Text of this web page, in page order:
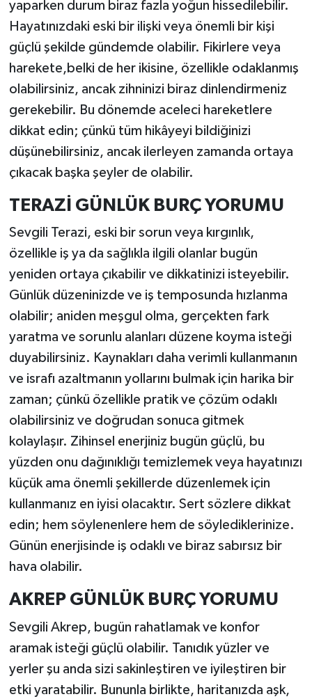
yaparken durum biraz fazla yoğun hissedilebilir.
Hayatınızdaki eski bir ilişki veya önemli bir kişi
güçlü şekilde gündemde olabilir. Fikirlere veya
harekete,belki de her ikisine, özellikle odaklanmış
olabilirsiniz, ancak zihninizi biraz dinlendirmeniz
gerekebilir. Bu dönemde aceleci hareketlere
dikkat edin; çünkü tüm hikâyeyi bildiğinizi
düşünebilirsiniz, ancak ilerleyen zamanda ortaya
çıkacak başka şeyler de olabilir.
TERAZİ GÜNLÜK BURÇ YORUMU
Sevgili Terazi, eski bir sorun veya kırgınlık,
özellikle iş ya da sağlıkla ilgili olanlar bugün
yeniden ortaya çıkabilir ve dikkatinizi isteyebilir.
Günlük düzeninizde ve iş temposunda hızlanma
olabilir; aniden meşgul olma, gerçekten fark
yaratma ve sorunlu alanları düzene koyma isteği
duyabilirsiniz. Kaynakları daha verimli kullanmanın
ve israfı azaltmanın yollarını bulmak için harika bir
zaman; çünkü özellikle pratik ve çözüm odaklı
olabilirsiniz ve doğrudan sonuca gitmek
kolaylaşır. Zihinsel enerjiniz bugün güçlü, bu
yüzden onu dağınıklığı temizlemek veya hayatınızı
küçük ama önemli şekillerde düzenlemek için
kullanmanız en iyisi olacaktır. Sert sözlere dikkat
edin; hem söylenenlere hem de söylediklerinize.
Günün enerjisinde iş odaklı ve biraz sabırsız bir
hava olabilir.
AKREP GÜNLÜK BURÇ YORUMU
Sevgili Akrep, bugün rahatlamak ve konfor
aramak isteği güçlü olabilir. Tanıdık yüzler ve
yerler şu anda sizi sakinleştiren ve iyileştiren bir
etki yaratabilir. Bununla birlikte, haritanızda aşk,